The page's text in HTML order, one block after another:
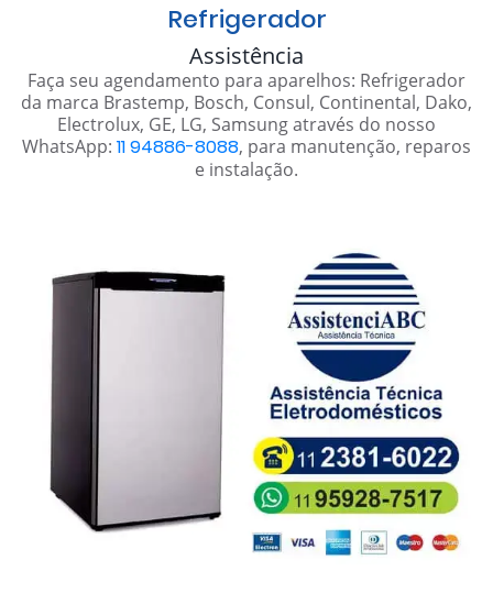
Refrigerador
Assistência
Faça seu agendamento para aparelhos: Refrigerador
da marca Brastemp, Bosch, Consul, Continental, Dako,
Electrolux, GE, LG, Samsung através do nosso
WhatsApp: 11 94886-8088, para manutenção, reparos
e instalação.